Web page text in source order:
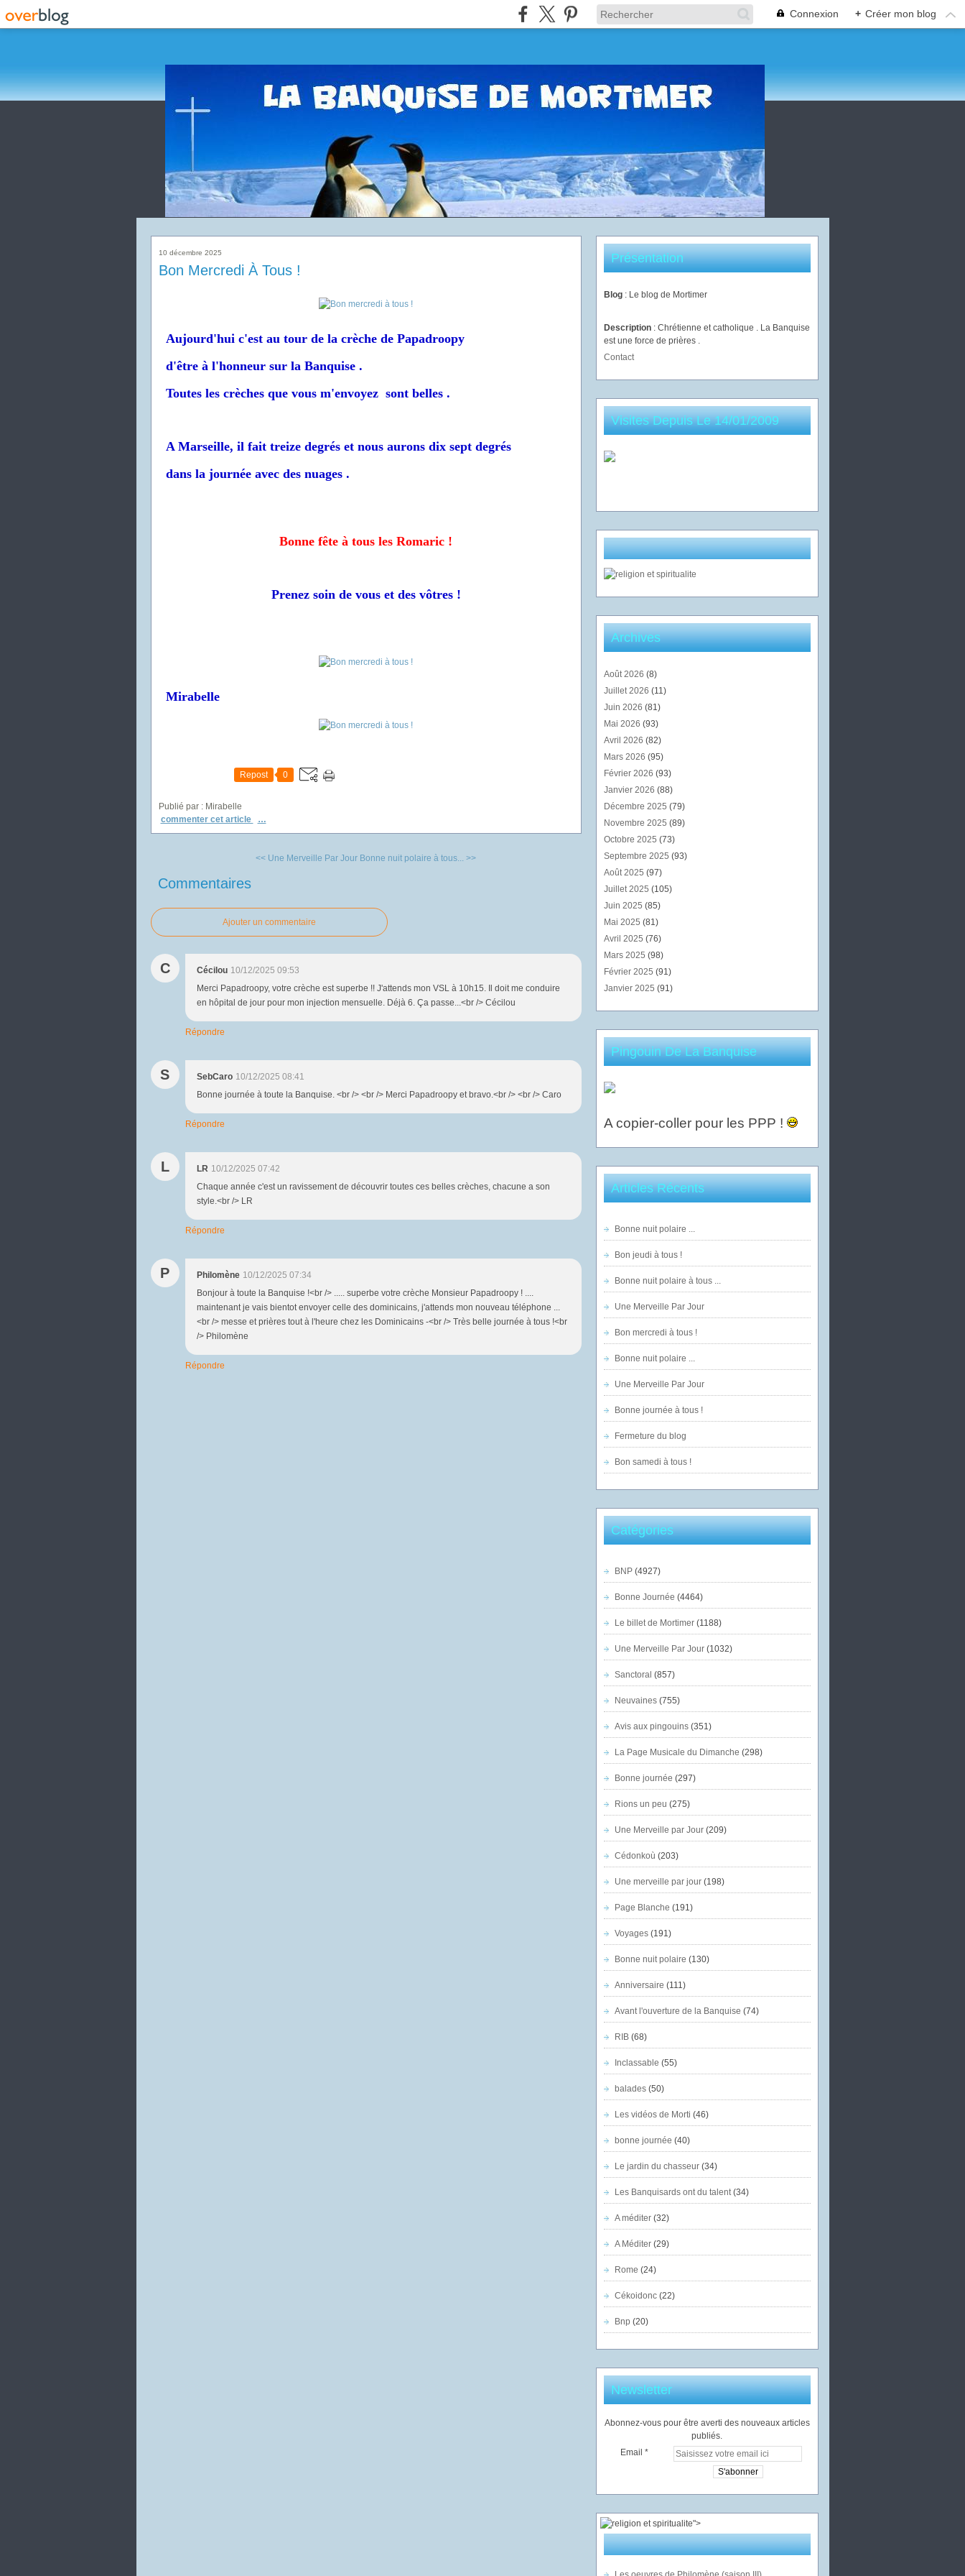
Connexion + Créer mon blog
10 décembre 2025
Bon Mercredi À Tous !
Aujourd'hui c'est au tour de la crèche de Papadroopy
d'être à l'honneur sur la Banquise .
Toutes les crèches que vous m'envoyez sont belles .
A Marseille, il fait treize degrés et nous aurons dix sept degrés
dans la journée avec des nuages .
Bonne fête à tous les Romaric !
Prenez soin de vous et des vôtres !
Mirabelle
Repost 0
Publié par : Mirabelle
commenter cet article
…
<< Une Merveille Par Jour Bonne nuit polaire à tous... >>
Commentaires
Ajouter un commentaire
C Cécilou 10/12/2025 09:53
Merci Papadroopy, votre crèche est superbe !! J'attends mon VSL à 10h15. Il doit me conduire
en hôpital de jour pour mon injection mensuelle. Déjà 6. Ça passe...<br /> Cécilou
Répondre
S SebCaro 10/12/2025 08:41
Bonne journée à toute la Banquise. <br /> <br /> Merci Papadroopy et bravo.<br /> <br /> Caro
Répondre
L LR 10/12/2025 07:42
Chaque année c'est un ravissement de découvrir toutes ces belles crèches, chacune a son
style.<br /> LR
Répondre
P Philomène 10/12/2025 07:34
Bonjour à toute la Banquise !<br /> ..... superbe votre crèche Monsieur Papadroopy ! ....
maintenant je vais bientot envoyer celle des dominicains, j'attends mon nouveau téléphone ...
<br /> messe et prières tout à l'heure chez les Dominicains -<br /> Très belle journée à tous !<br
/> Philomène
Répondre
Présentation
Blog : Le blog de Mortimer
Description : Chrétienne et catholique . La Banquise
est une force de prières .
Contact
Visites Depuis Le 14/01/2009
Archives
Août 2026 (8)
Juillet 2026 (11)
Juin 2026 (81)
Mai 2026 (93)
Avril 2026 (82)
Mars 2026 (95)
Février 2026 (93)
Janvier 2026 (88)
Décembre 2025 (79)
Novembre 2025 (89)
Octobre 2025 (73)
Septembre 2025 (93)
Août 2025 (97)
Juillet 2025 (105)
Juin 2025 (85)
Mai 2025 (81)
Avril 2025 (76)
Mars 2025 (98)
Février 2025 (91)
Janvier 2025 (91)
Pingouin De La Banquise
A copier-coller pour les PPP !
Articles Récents
Bonne nuit polaire ...
Bon jeudi à tous !
Bonne nuit polaire à tous ...
Une Merveille Par Jour
Bon mercredi à tous !
Bonne nuit polaire ...
Une Merveille Par Jour
Bonne journée à tous !
Fermeture du blog
Bon samedi à tous !
Catégories
BNP(4927)
Bonne Journée (4464)
Le billet de Mortimer(1188)
Une Merveille Par Jour(1032)
Sanctoral (857)
Neuvaines(755)
Avis aux pingouins(351)
La Page Musicale du Dimanche (298)
Bonne journée (297)
Rions un peu (275)
Une Merveille par Jour(209)
Cédonkoù (203)
Une merveille par jour(198)
Page Blanche (191)
Voyages(191)
Bonne nuit polaire (130)
Anniversaire (111)
Avant l'ouverture de la Banquise (74)
RIB(68)
Inclassable (55)
balades(50)
Les vidéos de Morti (46)
bonne journée (40)
Le jardin du chasseur(34)
Les Banquisards ont du talent(34)
A méditer(32)
A Méditer(29)
Rome (24)
Cékoidonc(22)
Bnp (20)
Newsletter
Abonnez-vous pour être averti des nouveaux articles
publiés.
Email
">